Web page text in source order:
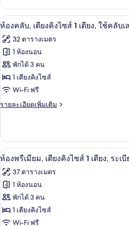
คิง
ไซส์
1
เตียง,
พร้อม
สิ่ง
อำนวย
ความ
ผู้
พิการ
เกี่ยว
กับ
ห้อง
ลัก
ซ์,
คิง
ไซส์
เตียง,
พร้อม
สะดวก
สำหรับ
ผู้
เปิด
ภาพถ่าย
ทั้งหมด
ของ
ห้อง
คลับ,
เตียง
ไซส์
เตียง,
ใช้
คลับ
เลา
นจ์
ห้อง
8
ห้องคลับ, เตียงคิงไซส์ 1 เตียง, ใช้คลับเ
32 ตารางเมตร
1 ห้องนอน
พักได้ 3 คน
1 เตียงคิงไซส์
Wi-Fi ฟรี
รายละเอียดเพิ่มเติม
ราย
เกี่ยว
กับ
ห้อง
เตียง
คิง
เตียง,
ใช้
เปิด
ภาพถ่าย
ทั้งหมด
ของ
ห้อง
ห้องพ
13
ห้องพรีเมียม, เตียงคิงไซส์ 1 เตียง, ระเ
37 ตารางเมตร
1 ห้องนอน
พักได้ 3 คน
1 เตียงคิงไซส์
Wi-Fi ฟรี